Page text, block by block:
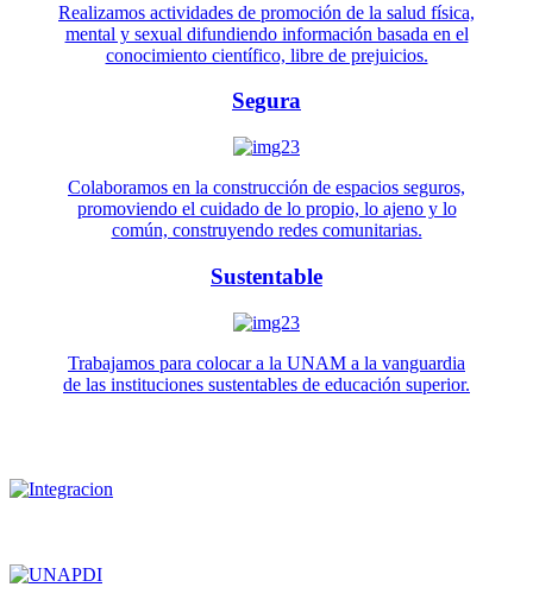
Realizamos actividades de promoción de la salud física,
mental y sexual difundiendo información basada en el
conocimiento científico, libre de prejuicios.
Segura
Colaboramos en la construcción de espacios seguros,
promoviendo el cuidado de lo propio, lo ajeno y lo
común, construyendo redes comunitarias.
Sustentable
Trabajamos para colocar a la UNAM a la vanguardia
de las instituciones sustentables de educación superior.